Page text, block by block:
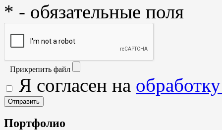
* - обязательные поля
Прикрепить файл
Я согласен на
Портфолио